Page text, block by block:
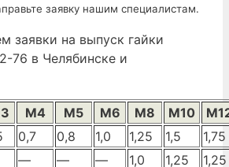
заявку нашим специалистам.
заявки на выпуск гайки
76 в Челябинске и
М4 М5 M6 M8 M10
0,7 0,8 1,0 1,25 1,5
1,75
— — — 1,0 1,25
1,25